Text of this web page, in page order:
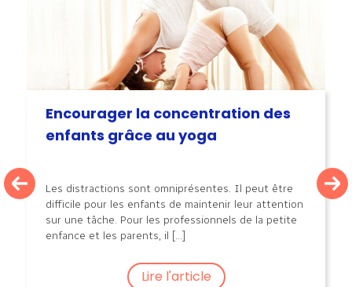
Encourager la concentration des
enfants grâce au yoga
Les distractions sont omniprésentes. Il peut être
difficile pour les enfants de maintenir leur attention
sur une tâche. Pour les professionnels de la petite
enfance et les parents, il [...]
Lire l'article